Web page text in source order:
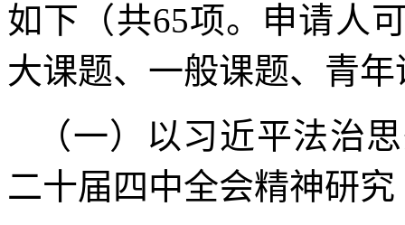
如下（共65项。申请人
大课题、一般课题、青
（一）以习近平法治
二十届四中全会精神研究